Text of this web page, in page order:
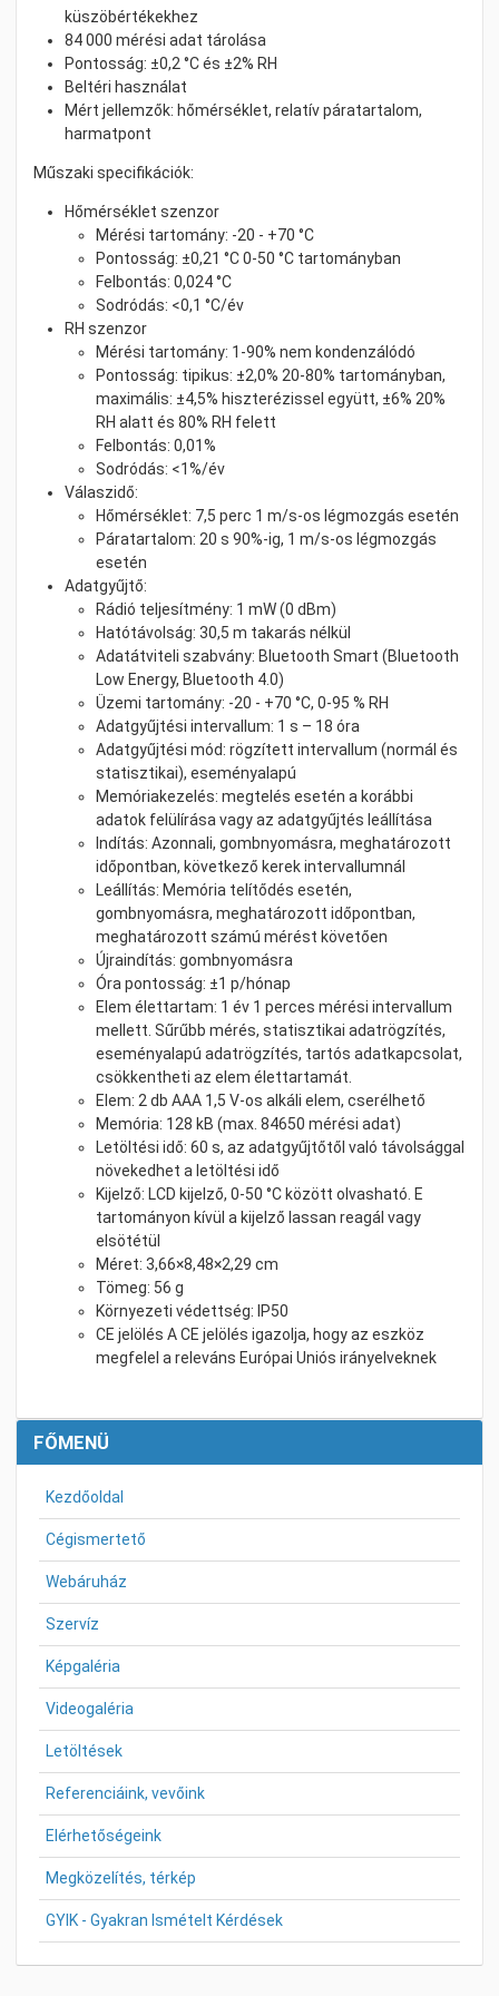
FŐMENÜ
Kezdőoldal
Cégismertető
Webáruház
Szervíz
Képgaléria
Videogaléria
Letöltések
Referenciáink, vevőink
Elérhetőségeink
Megközelítés, térkép
GYIK - Gyakran Ismételt Kérdések
küszöbértékekhez
84 000 mérési adat tárolása
Pontosság: ±0,2 °C és ±2% RH
Beltéri használat
Mért jellemzők: hőmérséklet, relatív páratartalom,
harmatpont
Műszaki specifikációk:
Hőmérséklet szenzor
Mérési tartomány: -20 - +70 °C
Pontosság: ±0,21 °C 0-50 °C tartományban
Felbontás: 0,024 °C
Sodródás: <0,1 °C/év
RH szenzor
Mérési tartomány: 1-90% nem kondenzálódó
Pontosság: tipikus: ±2,0% 20-80% tartományban,
maximális: ±4,5% hiszterézissel együtt, ±6% 20%
RH alatt és 80% RH felett
Felbontás: 0,01%
Sodródás: <1%/év
Válaszidő:
Hőmérséklet: 7,5 perc 1 m/s-os légmozgás esetén
Páratartalom: 20 s 90%-ig, 1 m/s-os légmozgás
esetén
Adatgyűjtő:
Rádió teljesítmény: 1 mW (0 dBm)
Hatótávolság: 30,5 m takarás nélkül
Adatátviteli szabvány: Bluetooth Smart (Bluetooth
Low Energy, Bluetooth 4.0)
Üzemi tartomány: -20 - +70 °C, 0-95 % RH
Adatgyűjtési intervallum: 1 s – 18 óra
Adatgyűjtési mód: rögzített intervallum (normál és
statisztikai), eseményalapú
Memóriakezelés: megtelés esetén a korábbi
adatok felülírása vagy az adatgyűjtés leállítása
Indítás: Azonnali, gombnyomásra, meghatározott
időpontban, következő kerek intervallumnál
Leállítás: Memória telítődés esetén,
gombnyomásra, meghatározott időpontban,
meghatározott számú mérést követően
Újraindítás: gombnyomásra
Óra pontosság: ±1 p/hónap
Elem élettartam: 1 év 1 perces mérési intervallum
mellett. Sűrűbb mérés, statisztikai adatrögzítés,
eseményalapú adatrögzítés, tartós adatkapcsolat,
csökkentheti az elem élettartamát.
Elem: 2 db AAA 1,5 V-os alkáli elem, cserélhető
Memória: 128 kB (max. 84650 mérési adat)
Letöltési idő: 60 s, az adatgyűjtőtől való távolsággal
növekedhet a letöltési idő
Kijelző: LCD kijelző, 0-50 °C között olvasható. E
tartományon kívül a kijelző lassan reagál vagy
elsötétül
Méret: 3,66×8,48×2,29 cm
Tömeg: 56 g
Környezeti védettség: IP50
CE jelölés A CE jelölés igazolja, hogy az eszköz
megfelel a releváns Európai Uniós irányelveknek